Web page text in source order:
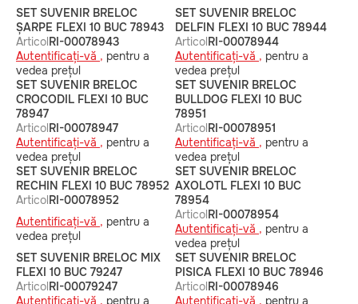
SET SUVENIR BRELOC
ȘARPE FLEXI 10 BUC 78943
ArticolRI-00078943
Autentificați-vă , pentru a
vedea prețul
SET SUVENIR BRELOC
DELFIN FLEXI 10 BUC 78944
ArticolRI-00078944
Autentificați-vă , pentru a
vedea prețul
SET SUVENIR BRELOC
CROCODIL FLEXI 10 BUC
78947
ArticolRI-00078947
Autentificați-vă , pentru a
vedea prețul
SET SUVENIR BRELOC
BULLDOG FLEXI 10 BUC
78951
ArticolRI-00078951
Autentificați-vă , pentru a
vedea prețul
SET SUVENIR BRELOC
RECHIN FLEXI 10 BUC 78952
ArticolRI-00078952
Autentificați-vă , pentru a
vedea prețul
SET SUVENIR BRELOC
AXOLOTL FLEXI 10 BUC
78954
ArticolRI-00078954
Autentificați-vă , pentru a
vedea prețul
SET SUVENIR BRELOC MIX
FLEXI 10 BUC 79247
ArticolRI-00079247
Autentificați-vă , pentru a
SET SUVENIR BRELOC
PISICA FLEXI 10 BUC 78946
ArticolRI-00078946
Autentificați-vă , pentru a